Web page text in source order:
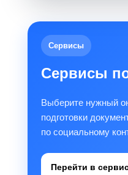
Сервисы
Сервисы
Выберите нужный
подготовки
по социальному
Перейти в